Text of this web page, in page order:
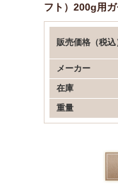
フト）200g用
販売価格（税込
メーカー
在庫
重量